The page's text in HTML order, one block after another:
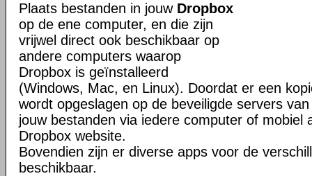
Plaats bestanden in jouw Dropbox
op de ene computer, en die zijn
vrijwel direct ook beschikbaar op
andere computers waarop
Dropbox is geïnstalleerd
(Windows, Mac, en Linux). Doordat er een
wordt opgeslagen op de beveiligde servers
jouw bestanden via iedere computer of mobiel
Dropbox website.
Bovendien zijn er diverse apps voor de
beschikbaar.